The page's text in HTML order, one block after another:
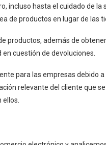
incluso hasta el cuidado de la
de productos en lugar de las
productos, además de
cuestión de devoluciones.
para las empresas debido
relevante del cliente que se